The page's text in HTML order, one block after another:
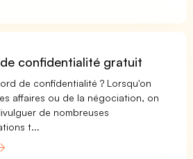
confidentialité gratuit
de confidentialité ? Lorsqu'on
affaires ou de la négociation, on
de nombreuses
t...